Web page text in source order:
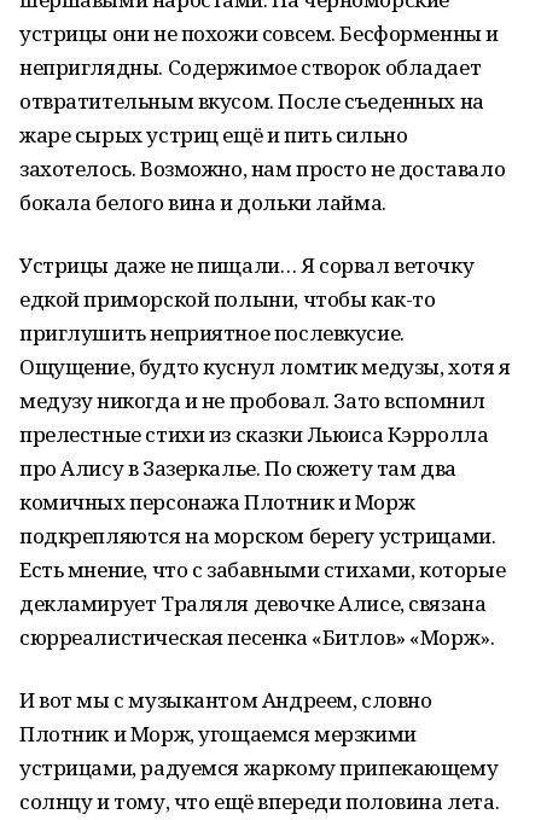
устрицы они не похожи совсем. Бесформенны и
неприглядны. Содержимое створок обладает
отвратительным вкусом. После съеденных на
жаре сырых устриц ещё и пить сильно
захотелось. Возможно, нам просто не доставало
бокала белого вина и дольки лайма.
Устрицы даже не пищали… Я сорвал веточку
едкой приморской полыни, чтобы как-то
приглушить неприятное послевкусие.
Ощущение, будто куснул ломтик медузы, хотя я
медузу никогда и не пробовал. Зато вспомнил
прелестные стихи из сказки Льюиса Кэрролла
про Алису в Зазеркалье. По сюжету там два
комичных персонажа Плотник и Морж
подкрепляются на морском берегу устрицами.
Есть мнение, что с забавными стихами, которые
декламирует Траляля девочке Алисе, связана
сюрреалистическая песенка «Битлов» «Морж».
И вот мы с музыкантом Андреем, словно
Плотник и Морж, угощаемся мерзкими
устрицами, радуемся жаркому припекающему
солнцу и тому, что ещё впереди половина лета.